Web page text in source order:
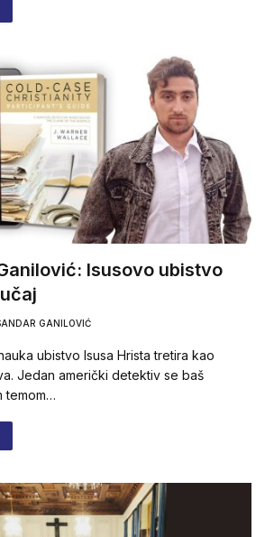
Isusovo ubistvo
GANILOVIĆ
ubistvo Isusa Hrista tretira kao
Jedan američki detektiv se baš
temom…